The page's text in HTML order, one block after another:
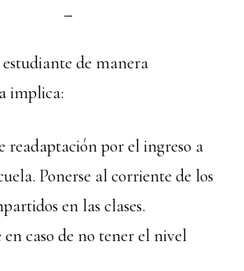
de manera
implica:
readaptación por el ingreso a
Ponerse al corriente de los
en las clases.
en caso de no tener el nivel